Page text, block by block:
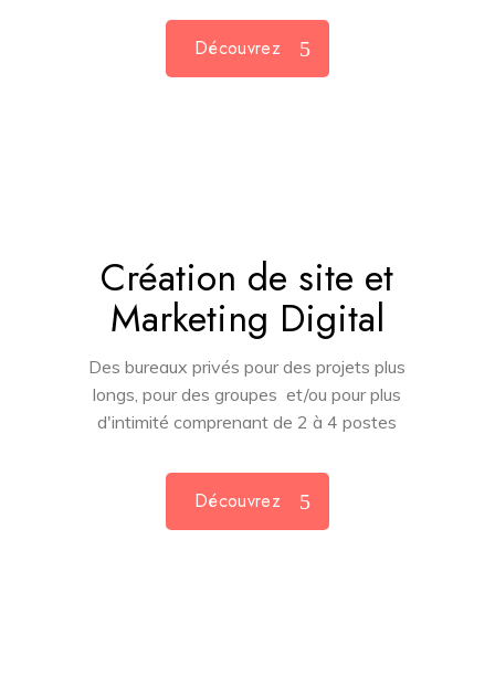
Découvrez
Création de site et
Marketing Digital
Des bureaux privés pour des projets plus
longs, pour des groupes et/ou pour plus
d'intimité comprenant de 2 à 4 postes
Découvrez